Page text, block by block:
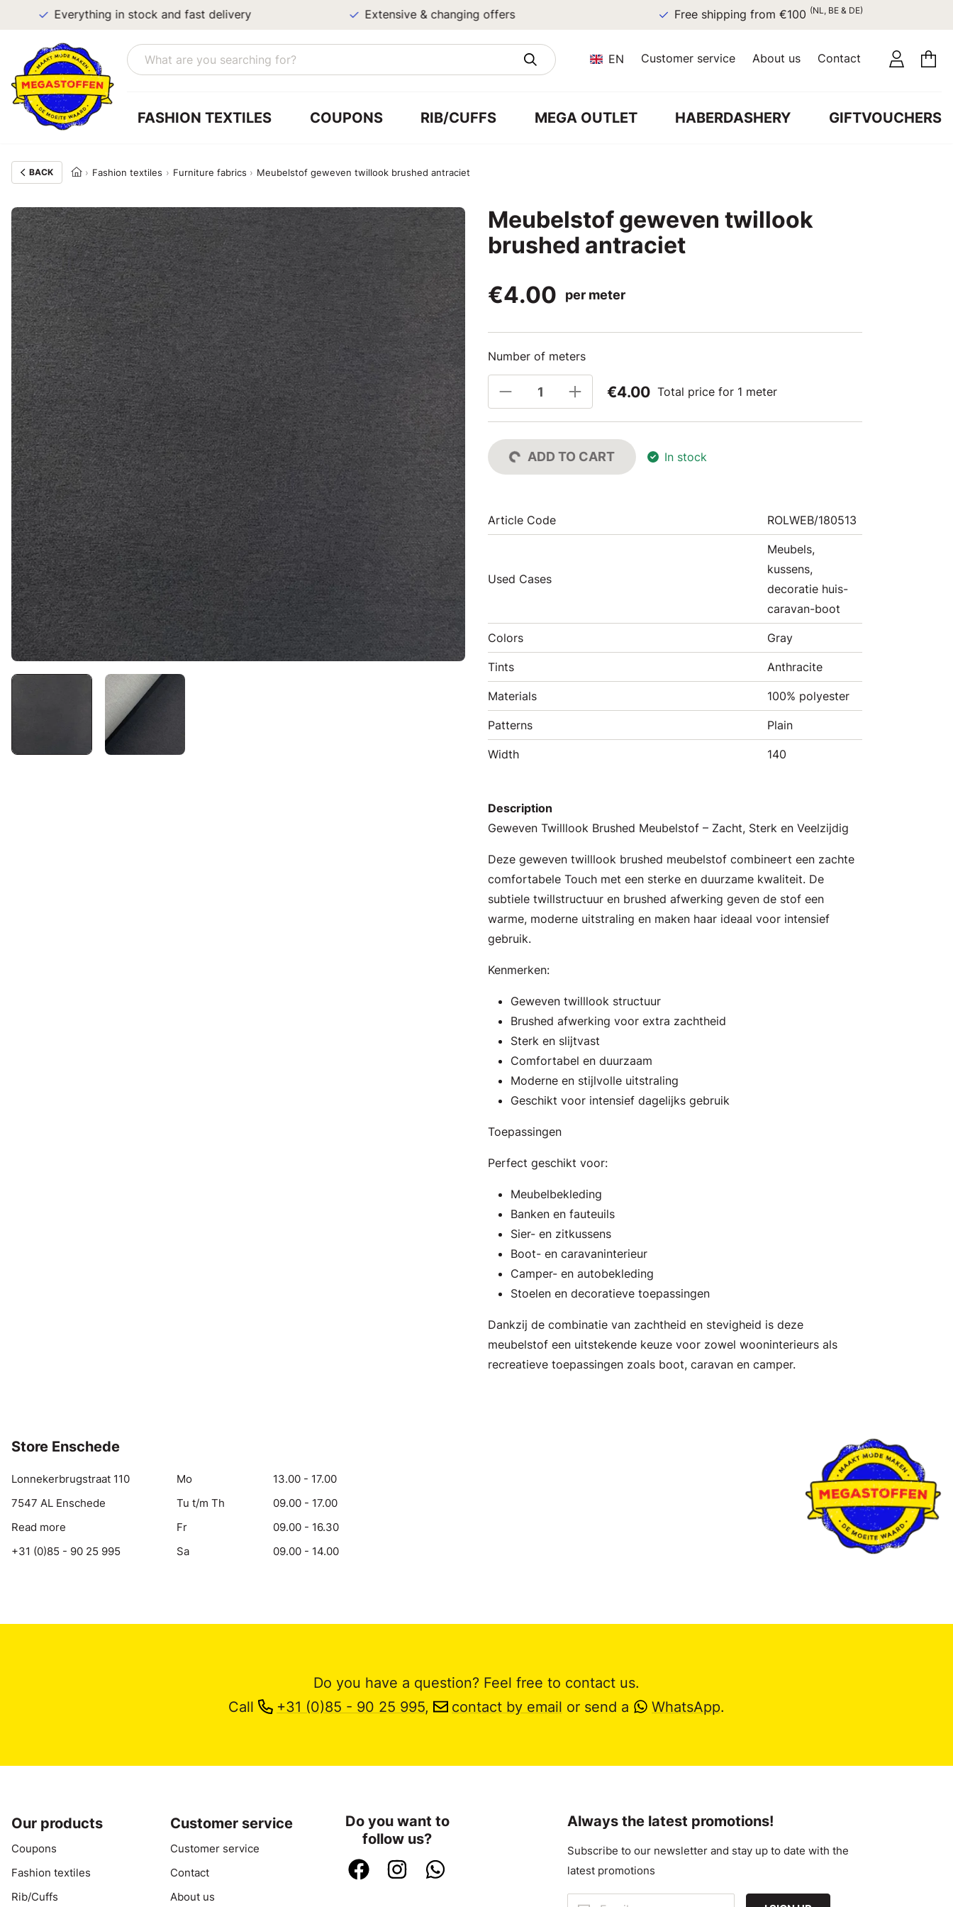
Everything in stock and fast delivery Extensive & changing offers Free shipping from €100(NL, BE & DE)
EN Customer service About us Contact
FASHION TEXTILES COUPONS RIB/CUFFS MEGA OUTLET HABERDASHERY GIFTVOUCHERS
BACK Fashion textiles Furniture fabrics Meubelstof geweven twillook brushed antraciet
Meubelstof geweven twillook
brushed antraciet
€4.00
per meter
Number of meters
€4.00 Total price for 1 meter
ADD TO CART In stock
Article Code ROLWEB/180513
Used Cases
Meubels,
kussens,
decoratie huis-
caravan-boot
Colors Gray
Tints Anthracite
Materials 100% polyester
Patterns Plain
Width 140
Description
Geweven Twilllook Brushed Meubelstof – Zacht, Sterk en Veelzijdig
Deze geweven twilllook brushed meubelstof combineert een zachte
comfortabele Touch met een sterke en duurzame kwaliteit. De
subtiele twillstructuur en brushed afwerking geven de stof een
warme, moderne uitstraling en maken haar ideaal voor intensief
gebruik.
Kenmerken:
Geweven twilllook structuur
Brushed afwerking voor extra zachtheid
Sterk en slijtvast
Comfortabel en duurzaam
Moderne en stijlvolle uitstraling
Geschikt voor intensief dagelijks gebruik
Toepassingen
Perfect geschikt voor:
Meubelbekleding
Banken en fauteuils
Sier- en zitkussens
Boot- en caravaninterieur
Camper- en autobekleding
Stoelen en decoratieve toepassingen
Dankzij de combinatie van zachtheid en stevigheid is deze
meubelstof een uitstekende keuze voor zowel wooninterieurs als
recreatieve toepassingen zoals boot, caravan en camper.
Store Enschede
Lonnekerbrugstraat 110
7547 AL Enschede
Read more
+31 (0)85 - 90 25 995
Mo
13.00 - 17.00
Tu t/m Th
09.00 - 17.00
Fr
09.00 - 16.30
Sa
09.00 - 14.00
Do you have a question? Feel free to contact us.
Call
+31 (0)85 - 90 25 995, contact by email or send a WhatsApp.
Our products
Coupons
Fashion textiles
Rib/Cuffs
Customer service
Customer service
Contact
About us
Do you want to
follow us?
Always the latest promotions!
Subscribe to our newsletter and stay up to date with the
latest promotions